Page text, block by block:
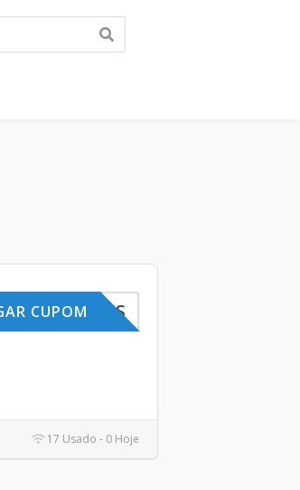
EACHADOS
CUPOM
17 Usado - 0 Hoje